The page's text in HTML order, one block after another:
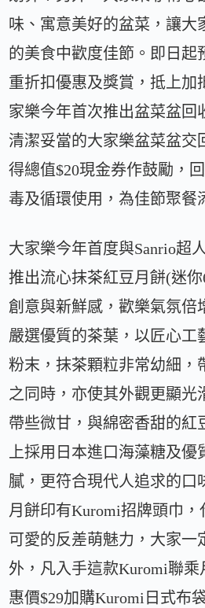
味、寓意美好的盆菜，讓大
的美食中歡度佳節。即日起
重折扣優惠及獎賞，抵上加
家樂今年首次推出盆菜盆回
清潔妥當的大家樂盆菜盆交
得總值$20現金券作鼓勵，
毒及循環使用，為佳節聚餐
大家樂今年首度與Sanrio超
推出流心抹茶紅豆月餅(迷
創意與新鮮感，歡樂氣氛倍
嚴選優質的茶葉，以匠心工
粉末，抹茶顆粒非常幼細，
之同時，亦使其外觀更顯光
帶些微甘，與綿密香甜的紅
上採用日本進口海藻糖及
膩，更符合現代人追求的口
月餅印有Kuromi招牌頭巾
可愛的反差萌魅力，大家一
外，凡入手這款Kuromi聯
惠價$29加購Kuromi日式布